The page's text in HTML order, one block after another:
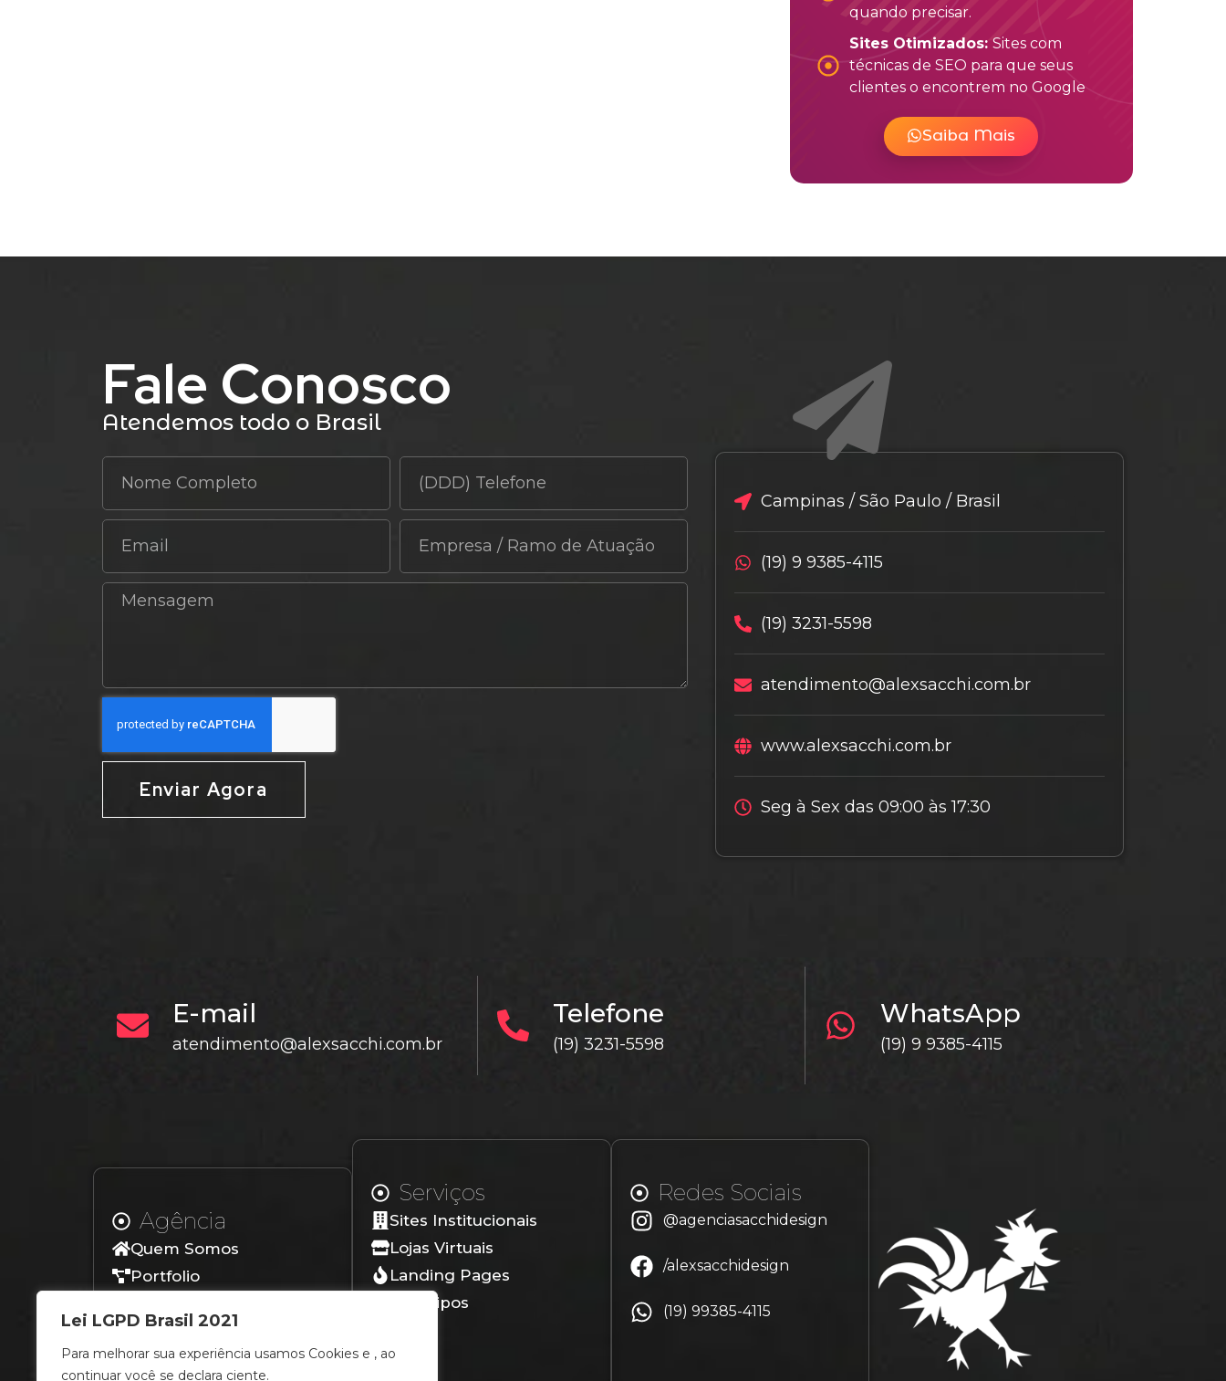
Lei LGPD Brasil 2021
Para melhorar sua experiência usamos Cookies e , ao
continuar você se declara ciente.
quando precisar.
Sites Otimizados: Sites com
técnicas de SEO para que seus
clientes o encontrem no Google
Saiba Mais
Fale Conosco
Atendemos todo o Brasil
Enviar Agora
Campinas / São Paulo / Brasil
(19) 9 9385-4115
(19) 3231-5598
atendimento@alexsacchi.com.br
www.alexsacchi.com.br
Seg à Sex das 09:00 às 17:30
E-mail
atendimento@alexsacchi.com.br
Telefone
(19) 3231-5598
WhatsApp
(19) 9 9385-4115
Agência
Quem Somos
Portfolio
Blog
Contato
Serviços
Sites Institucionais
Lojas Virtuais
Landing Pages
Logotipos
Redes Sociais
@agenciasacchidesign
/alexsacchidesign
(19) 99385-4115